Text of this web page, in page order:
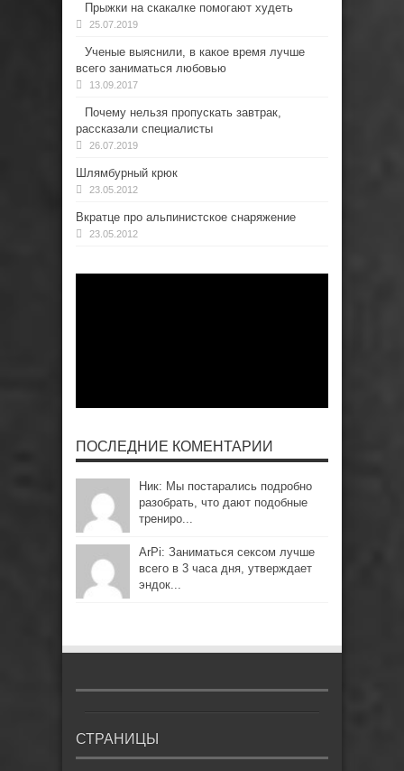
Прыжки на скакалке помогают худеть
25.07.2019
Ученые выяснили, в какое время лучше
всего заниматься любовью
13.09.2017
Почему нельзя пропускать завтрак,
рассказали специалисты
26.07.2019
Шлямбурный крюк
23.05.2012
Вкратце про альпинистское снаряжение
23.05.2012
ПОСЛЕДНИЕ КОМЕНТАРИИ
Ник: Мы постарались подробно
разобрать, что дают подобные
трениро...
ArPi: Заниматься сексом лучше
всего в 3 часа дня, утверждает
эндок...
СТРАНИЦЫ